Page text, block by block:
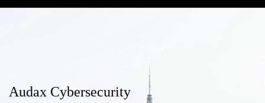
Audax Cybersecurity